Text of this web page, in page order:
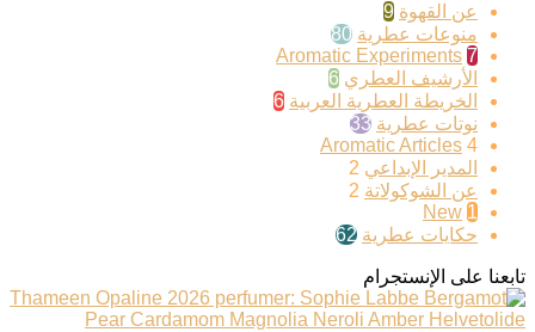
عن القهوة 9
منوعات عطرية 80
Aromatic Experiments 7
الأرشيف العطري 6
الخريطة العطرية العربية 6
نوتات عطرية 33
Aromatic Articles 4
المدير الإبداعي 2
عن الشوكولاتة 2
New 1
حكايات عطرية 62
تابعنا على الإنستجرام